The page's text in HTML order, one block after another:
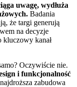
uwagę, wydłuża
Badania
że targi generują
na decyzje
kluczowy kanał
Oczywiście nie.
i funkcjonalność
zabudowa